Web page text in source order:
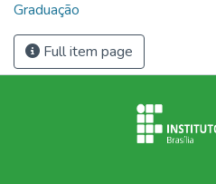
Graduação
Full item page